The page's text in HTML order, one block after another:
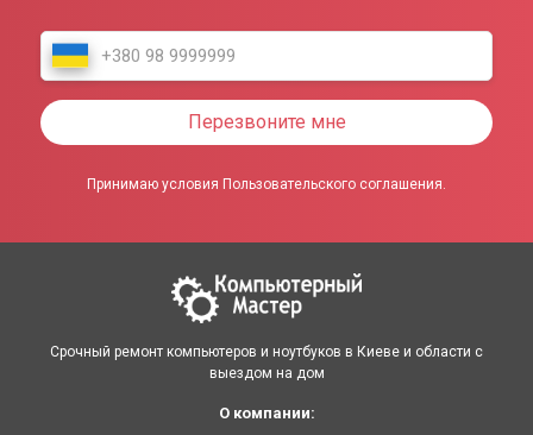
Перезвоните мне
Принимаю условия Пользовательского соглашения.
Срочный ремонт компьютеров и ноутбуков в Киеве и области с
выездом на дом
О компании: